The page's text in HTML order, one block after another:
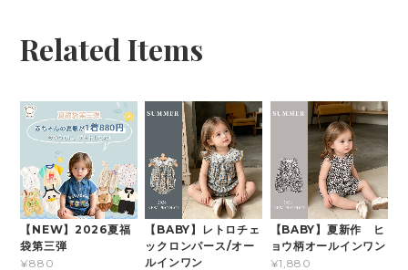
Related Items
【NEW】2026夏福
袋第三弾
¥880
【BABY】レトロチェ
ックロンパース/オー
ルインワン
【BABY】夏新作 ヒ
ョウ柄オールインワン
¥1,880